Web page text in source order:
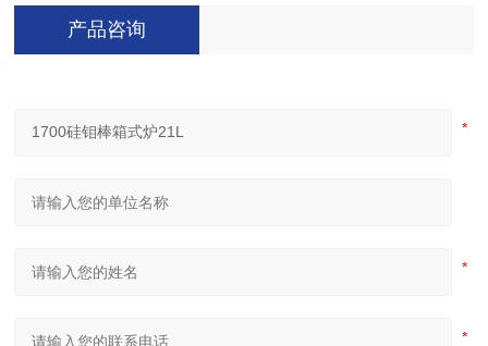
产品咨询